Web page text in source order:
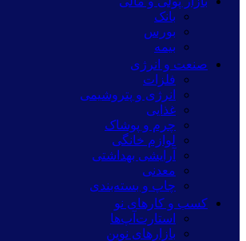
بانک
بورس
بیمه
صنعت و انرژی
فلزات
انرژی و پتروشیمی
غذایی
چرم و پوشاک
لوازم خانگی
آرایشی بهداشتی
معدنی
چاپ و بسته‌بندی
کسب و کارهای نو
استارت‌آپ‌ها
بازارهای نوین